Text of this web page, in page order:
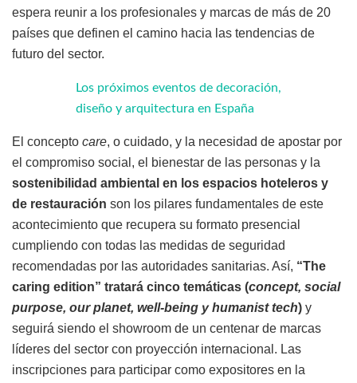
espera reunir a los profesionales y marcas de más de 20
países que definen el camino hacia las tendencias de
futuro del sector.
Los próximos eventos de decoración,
diseño y arquitectura en España
El concepto care, o cuidado, y la necesidad de apostar por
el compromiso social, el bienestar de las personas y la
sostenibilidad ambiental en los espacios hoteleros y
de restauración son los pilares fundamentales de este
acontecimiento que recupera su formato presencial
cumpliendo con todas las medidas de seguridad
recomendadas por las autoridades sanitarias. Así, “The
caring edition” tratará cinco temáticas (concept, social
purpose, our planet, well-being y humanist tech) y
seguirá siendo el showroom de un centenar de marcas
líderes del sector con proyección internacional. Las
inscripciones para participar como expositores en la